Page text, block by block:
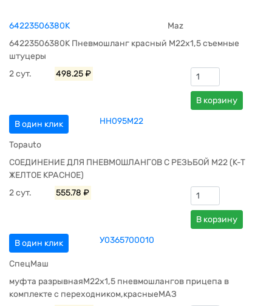
64223506380К
Maz
64223506380К Пневмошланг красный М22х1,5 съемные
штуцеры
2 сут.
498.25 ₽
В корзину
В один клик HH095M22
Topauto
СОЕДИНЕНИЕ ДЛЯ ПНЕВМОШЛАНГОВ С РЕЗЬБОЙ М22 (К-Т
ЖЕЛТОЕ КРАСНОЕ)
2 сут.
555.78 ₽
В корзину
В один клик У0365700010
СпецМаш
муфта разрывнаяМ22х1,5 пневмошлангов прицепа в
комплекте с переходником,красныеМАЗ